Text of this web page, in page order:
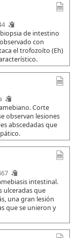
de intestino
con
el trofozoíto (Eh)
Corte
observan lesiones
abscedadas que
intestinal.
ulceradas que
una gran lesión
que se unieron y